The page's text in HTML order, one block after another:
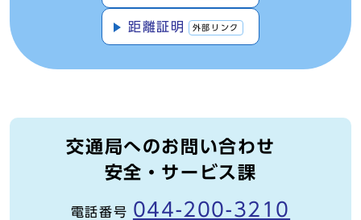
距離証明 外部リンク
交通局へのお問い合わせ
安全・サービス課
電話番号 044-200-3210